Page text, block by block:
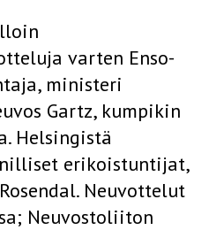
varten Enso­-
ministeri
Gartz, kumpikin
Helsingistä
erikoistuntijat,
Neuvottelut
Neuvostoliiton